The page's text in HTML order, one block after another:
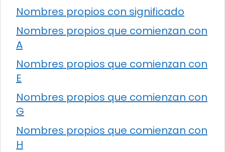
Nombres propios con significado
Nombres propios que comienzan con
A
Nombres propios que comienzan con
E
Nombres propios que comienzan con
G
Nombres propios que comienzan con
H